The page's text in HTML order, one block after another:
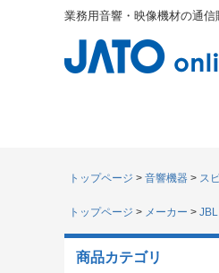
業務用音響・映像機材の通信
トップページ 音響機器 ス
トップページ メーカー
商品カテゴリ